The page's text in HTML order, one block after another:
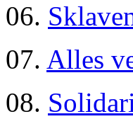
06.
07. Alles
08.